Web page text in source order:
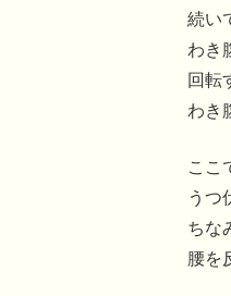
続い
わき
回転
わき
ここ
うつ
ちな
腰を